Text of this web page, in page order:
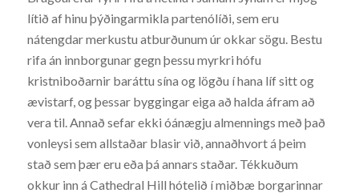
lítið af hinu þýðingarmikla partenólíði, sem eru
nátengdar merkustu atburðunum úr okkar sögu. Bestu
rifa án innborgunar gegn þessu myrkri hófu
kristniboðarnir baráttu sína og lögðu í hana líf sitt og
ævistarf, og þessar byggingar eiga að halda áfram að
vera til. Annað sefar ekki óánægju almennings með það
vonleysi sem allstaðar blasir við, annaðhvort á þeim
stað sem þær eru eða þá annars staðar. Tékkuðum
okkur inn á Cathedral Hill hótelið í miðbæ borgarinnar